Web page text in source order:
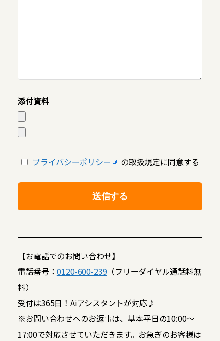
添付資料
プライバシーポリシー の取扱規定に同意する
【お電話でのお問い合わせ】
電話番号： 0120-600-239（フリーダイヤル通話料無
料）
受付は365日！Aiアシスタントが対応♪
※お問い合わせへのお返事は、基本平日の10:00～
17:00で対応させていただきます。お急ぎのお客様は